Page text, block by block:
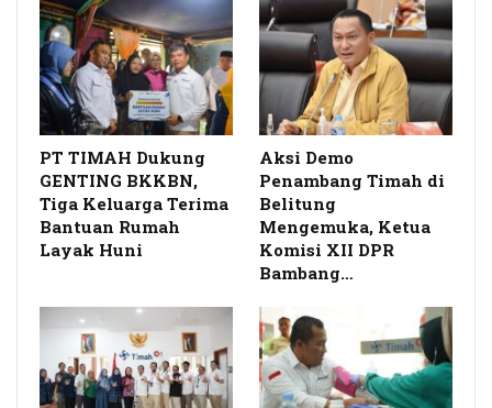
PT TIMAH Dukung
GENTING BKKBN,
Tiga Keluarga Terima
Bantuan Rumah
Layak Huni
Aksi Demo
Penambang Timah di
Belitung
Mengemuka, Ketua
Komisi XII DPR
Bambang…